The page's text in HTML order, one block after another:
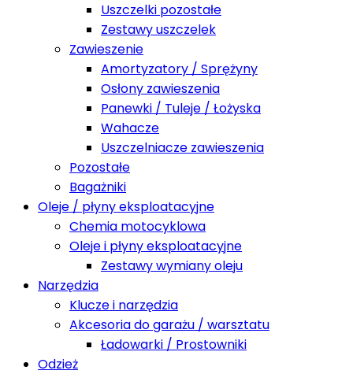
Uszczelki pozostałe
Zestawy uszczelek
Zawieszenie
Amortyzatory / Sprężyny
Osłony zawieszenia
Panewki / Tuleje / Łożyska
Wahacze
Uszczelniacze zawieszenia
Pozostałe
Bagażniki
Oleje / płyny eksploatacyjne
Chemia motocyklowa
Oleje i płyny eksploatacyjne
Zestawy wymiany oleju
Narzędzia
Klucze i narzędzia
Akcesoria do garażu / warsztatu
Ładowarki / Prostowniki
Odzież